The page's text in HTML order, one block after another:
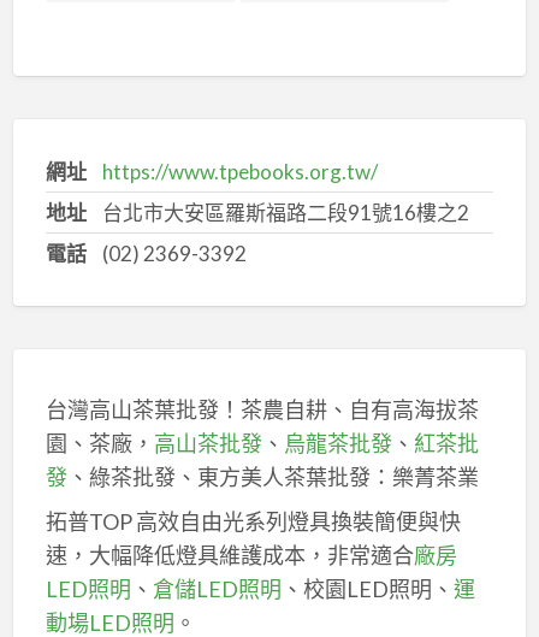
網址
https://www.tpebooks.org.tw/
地址
台北市大安區羅斯福路二段91號16樓之2
電話
(02) 2369-3392
台灣高山茶葉批發！茶農自耕、自有高海拔茶
園、茶廠， 高山茶批發、 烏龍茶批發、 紅茶批
發、綠茶批發、東方美人茶葉批發：樂菁茶業
拓普TOP 高效自由光系列燈具換裝簡便與快
速，大幅降低燈具維護成本，非常適合廠房
LED照明 、 倉儲LED照明 、校園LED照明、 運
動場LED照明 。